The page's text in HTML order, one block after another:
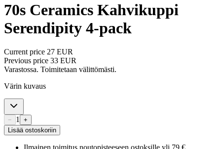
70s Ceramics Kahvikuppi
Serendipity 4-pack
Current price 27 EUR
Previous price 33 EUR
Varastossa. Toimitetaan välittömästi.
Värin kuvaus
− 1
+
Lisää ostoskoriin